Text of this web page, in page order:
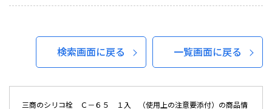
検索画面に戻る 一覧画面に戻る
三商のシリコ栓 Ｃ－６５ １入 （使用上の注意要添付）の商品情